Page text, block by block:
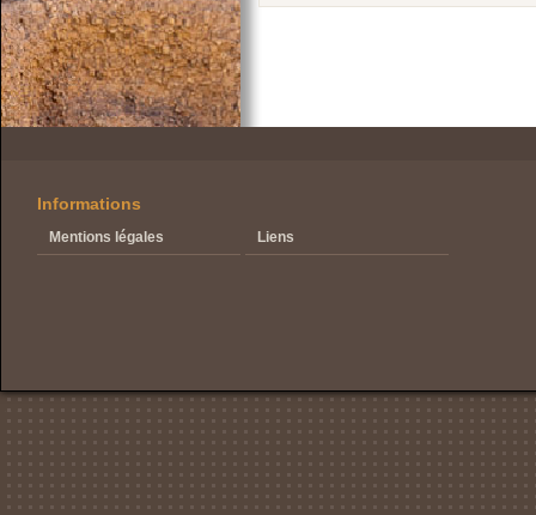
Informations
Mentions légales Liens